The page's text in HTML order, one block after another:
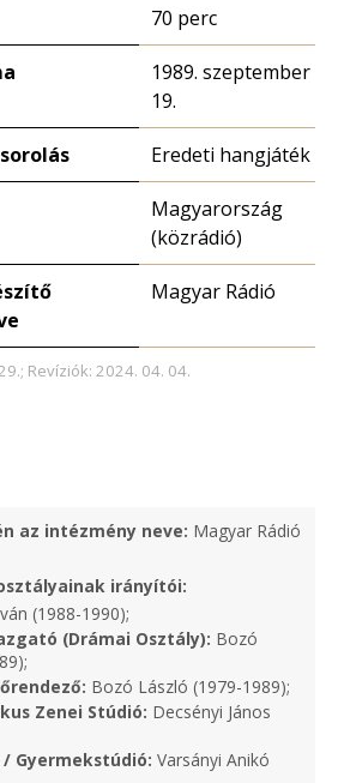
70 perc
1989. szeptember
19.
Eredeti hangjáték
Magyarország
(közrádió)
Magyar Rádió
Revíziók: 2024. 04. 04.
az intézmény neve: Magyar Rádió
irányítói:
(1988-1990);
(Drámai Osztály): Bozó
Bozó László (1979-1989);
Zenei Stúdió: Decsényi János
Gyermekstúdió: Varsányi Anikó